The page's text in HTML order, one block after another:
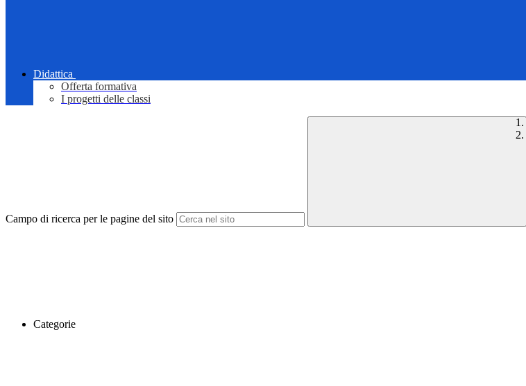
Didattica
Offerta formativa
I progetti delle classi
Campo di ricerca per le pagine del sito
Categorie